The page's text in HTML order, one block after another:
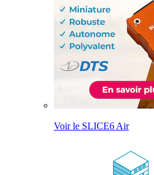
Voir le SLICE6 Air